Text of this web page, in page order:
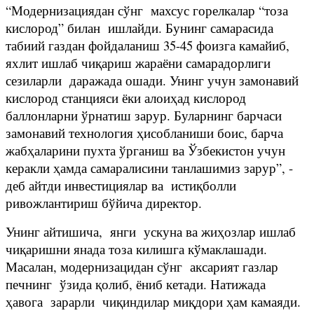
“Модернизациядан сўнг махсус горелкалар “тоза
кислород” билан ишлайди. Бунинг самарасида
табиий газдан фойдаланиш 35-45 фоизга камайиб,
яхлит ишлаб чиқариш жараёни самарадорлиги
сезиларли даражада ошади. Унинг учун замонавий
кислород станцияси ёки алоиҳад кислород
баллонларни ўрнатиш зарур. Буларнинг барчаси
замонавий технология ҳисобланиши боис, барча
жабҳаларини пухта ўрганиш ва Ўзбекистон учун
керакли ҳамда самаралисини танлашимиз зарур”, -
деб айтди инвестициялар ва истиқболли
ривожлантириш бўйича директор.
Унинг айтишича, янги ускуна ва жиҳозлар ишлаб
чиқаришни янада тоза килишга кўмаклашади.
Масалан, модернизацидан сўнг аксарият газлар
печнинг ўзида қолиб, ёниб кетади. Натижада
ҳавога зарарли чиқиндилар миқдори ҳам камаяди.